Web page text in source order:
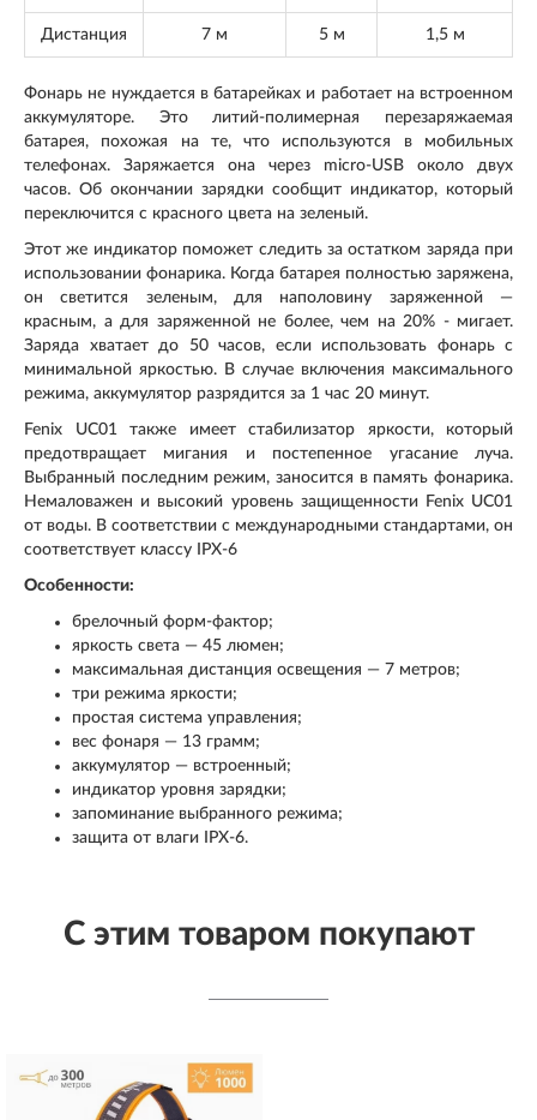
Дистанция 7 м 5 м 1,5 м
Фонарь не нуждается в батарейках и работает на встроенном
аккумуляторе. Это литий-полимерная перезаряжаемая
батарея, похожая на те, что используются в мобильных
телефонах. Заряжается она через micro-USB около двух
часов. Об окончании зарядки сообщит индикатор, который
переключится с красного цвета на зеленый.
Этот же индикатор поможет следить за остатком заряда при
использовании фонарика. Когда батарея полностью заряжена,
он светится зеленым, для наполовину заряженной —
красным, а для заряженной не более, чем на 20% - мигает.
Заряда хватает до 50 часов, если использовать фонарь с
минимальной яркостью. В случае включения максимального
режима, аккумулятор разрядится за 1 час 20 минут.
Fenix UC01 также имеет стабилизатор яркости, который
предотвращает мигания и постепенное угасание луча.
Выбранный последним режим, заносится в память фонарика.
Немаловажен и высокий уровень защищенности Fenix UC01
от воды. В соответствии с международными стандартами, он
соответствует классу IPX-6
Особенности:
брелочный форм-фактор;
яркость света — 45 люмен;
максимальная дистанция освещения — 7 метров;
три режима яркости;
простая система управления;
вес фонаря — 13 грамм;
аккумулятор — встроенный;
индикатор уровня зарядки;
запоминание выбранного режима;
защита от влаги IPX-6.
С этим товаром покупают